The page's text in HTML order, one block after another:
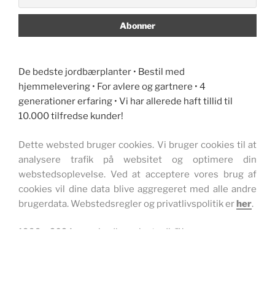
De bedste jordbærplanter • Bestil med
hjemmelevering • For avlere og gartnere • 4
generationer erfaring • Vi har allerede haft tillid til
10.000 tilfredse kunder!
Dette websted bruger cookies. Vi bruger cookies til at
analysere trafik på websitet og optimere din
webstedsoplevelse. Ved at acceptere vores brug af
cookies vil dine data blive aggregeret med alle andre
brugerdata. Webstedsregler og privatlivspolitik erher.
1999 – 2024 www.jordbærplante.dk ™